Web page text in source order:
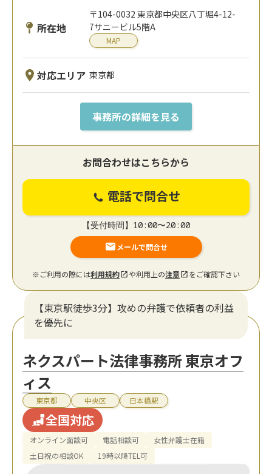
所在地
〒104-0032 東京都中央区八丁堀4-12-
7サニービル5階A
MAP
対応エリア 東京都
事務所の詳細を見る
お問合わせはこちらから
電話で問合せ
【受付時間】10:00〜20:00
メールで問合せ
※ご利用の際には利用規約 や利用上の注意 をご確認下さい
【東京駅徒歩3分】攻めの弁護で依頼者の利益
を優先に
ネクスパート法律事務所 東京オフ
ィス
東京都 中央区 日本橋駅
全国対応
オンライン面談可 電話相談可
女性弁護士在籍
土日祝の相談OK
19時以降TEL可